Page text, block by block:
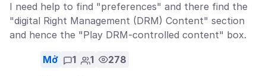
I need help to find "preferences" and there find the
"digital Right Management (DRM) Content" section
and hence the "Play DRM-controlled content" box.
Mở 1 1 278